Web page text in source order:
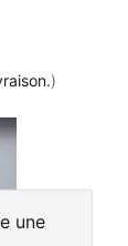
)
Cocoa
une